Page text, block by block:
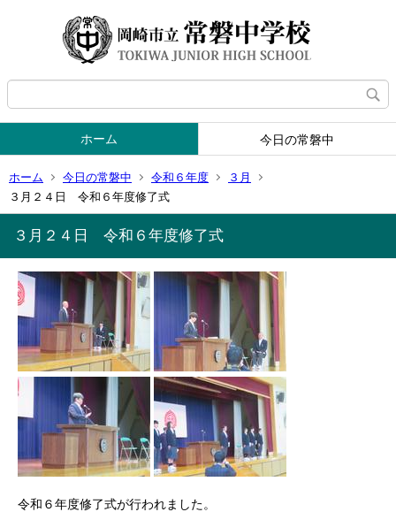
ホーム 今日の常磐中
ホーム 今日の常磐中 令和６年度
３月
３月２４日 令和６年度修了式
３月２４日 令和６年度修了式
令和６年度修了式が行われました。